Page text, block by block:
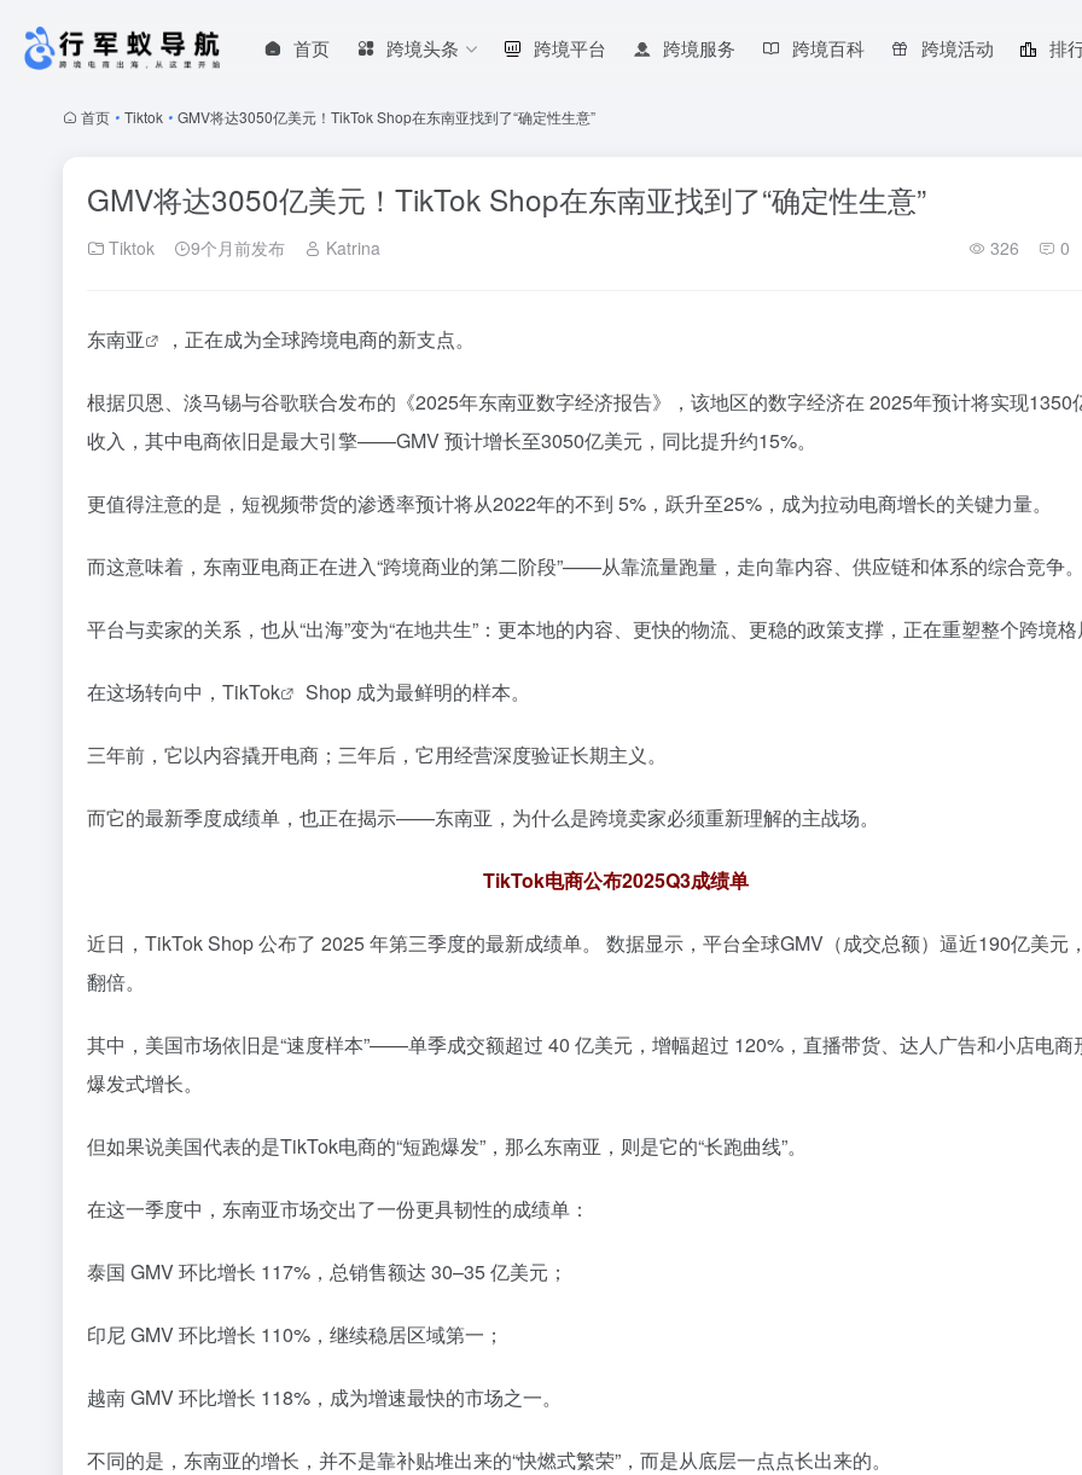
首页 跨境头条 跨境平台 跨境服务 跨境百科 跨境活动 排
首页 • Tiktok • GMV将达3050亿美元！TikTok Shop在东南亚找到了“确定性生意”
GMV将达3050亿美元！TikTok Shop在东南亚找到了“确定性生意”
Tiktok 9个月前发布 Katrina 326 0
东南亚 ，正在成为全球跨境电商的新支点。
根据贝恩、淡马锡与谷歌联合发布的《2025年东南亚数字经济报告》，该地区的数字经济在 2025年预计将实现1350
收入，其中电商依旧是最大引擎——GMV 预计增长至3050亿美元，同比提升约15%。
更值得注意的是，短视频带货的渗透率预计将从2022年的不到 5%，跃升至25%，成为拉动电商增长的关键力量。
而这意味着，东南亚电商正在进入“跨境商业的第二阶段”——从靠流量跑量，走向靠内容、供应链和体系的综合竞争
平台与卖家的关系，也从“出海”变为“在地共生”：更本地的内容、更快的物流、更稳的政策支撑，正在重塑整个跨境
在这场转向中， TikTok Shop 成为最鲜明的样本。
三年前，它以内容撬开电商；三年后，它用经营深度验证长期主义。
而它的最新季度成绩单，也正在揭示——东南亚，为什么是跨境卖家必须重新理解的主战场。
TikTok电商公布2025Q3成绩单
近日，TikTok Shop 公布了 2025 年第三季度的最新成绩单。 数据显示，平台全球GMV（成交总额）逼近190亿美元
翻倍。
其中，美国市场依旧是“速度样本”——单季成交额超过 40 亿美元，增幅超过 120%，直播带货、达人广告和小店电商
爆发式增长。
但如果说美国代表的是TikTok电商的“短跑爆发”，那么东南亚，则是它的“长跑曲线”。
在这一季度中，东南亚市场交出了一份更具韧性的成绩单：
泰国 GMV 环比增长 117%，总销售额达 30–35 亿美元；
印尼 GMV 环比增长 110%，继续稳居区域第一；
越南 GMV 环比增长 118%，成为增速最快的市场之一。
不同的是，东南亚的增长，并不是靠补贴堆出来的“快燃式繁荣”，而是从底层一点点长出来的。